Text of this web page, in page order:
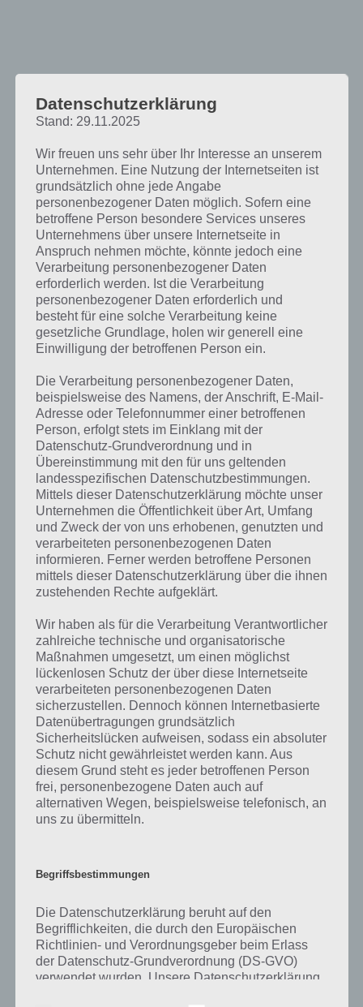
Kurze Begriffserklärung zur Lösung
Künstler
Künstler ist die Lösung für das tägliche Rätsel am 17.11.2018 in 4
Bilder 1 Wort, doch welche Bedeutung hat dieses eigentlich und was
gibt es dazu zu wissen? Passt das Wort auch zu Kuba? Zu
bestimmten Lösungen präsentieren wir daher auch immer eine
kurze Begriffserklärung!
Wer hätte es auch anders erwartet, aber in Deutschland gibt es
selbstverständlich eine gesetzliche Definition für einen Künstler. So
heißt es in Paragraph 2 des Gesetz über die Sozialversicherung der
Person ist, die „[…] Musik, darstellende oder bildende Kunst schafft,
ausübt oder lehrt.“
Auf Basis dieser Grundlage wäre ein Musiker oder Grafik-Designer
also ein Künstler, den letzterer schafft eine darstellende Kunst.
Journalisten gelten im übrigen nicht als Künstler, auch wenn diese
mit den Worten jonglieren, doch nach dem Gesetz handelt es sich
hierbei um Publizisten.
Kunst hat sich in den jahrhunderten immer wieder neu erfunden,
einige Künstler, egal ob Maler oder Musiker, sind heute noch in
Deutschland und grenzüberschreitend bekannt. Zu den bekannsten
sehr bekannt Pablo Picasso.
Kunst an sich kann darüber hinaus noch viel weiter gehen als es
Künstler alleine ausdrückt. So gibt es die Kochkunst, Schreibkunst
und mehr im Sinne der Fertigkeit, auch im Sinne des Handwerks wie
der Baukunst. Kunst an sich kann dabei als kultische Erscheinung
gesehen werden. In vielen Kulturen und Religionen ist die Kunst weit
Datenschutzerklärung
Stand: 29.11.2025
Wir freuen uns sehr über Ihr Interesse an unserem
Unternehmen. Eine Nutzung der Internetseiten ist
grundsätzlich ohne jede Angabe
personenbezogener Daten möglich. Sofern eine
betroffene Person besondere Services unseres
Unternehmens über unsere Internetseite in
Anspruch nehmen möchte, könnte jedoch eine
Verarbeitung personenbezogener Daten
erforderlich werden. Ist die Verarbeitung
personenbezogener Daten erforderlich und
besteht für eine solche Verarbeitung keine
gesetzliche Grundlage, holen wir generell eine
Einwilligung der betroffenen Person ein.
Die Verarbeitung personenbezogener Daten,
beispielsweise des Namens, der Anschrift, E-Mail-
Adresse oder Telefonnummer einer betroffenen
Person, erfolgt stets im Einklang mit der
Datenschutz-Grundverordnung und in
Übereinstimmung mit den für uns geltenden
landesspezifischen Datenschutzbestimmungen.
Mittels dieser Datenschutzerklärung möchte unser
Unternehmen die Öffentlichkeit über Art, Umfang
und Zweck der von uns erhobenen, genutzten und
verarbeiteten personenbezogenen Daten
informieren. Ferner werden betroffene Personen
mittels dieser Datenschutzerklärung über die ihnen
zustehenden Rechte aufgeklärt.
Wir haben als für die Verarbeitung Verantwortlicher
zahlreiche technische und organisatorische
Maßnahmen umgesetzt, um einen möglichst
lückenlosen Schutz der über diese Internetseite
verarbeiteten personenbezogenen Daten
sicherzustellen. Dennoch können Internetbasierte
Datenübertragungen grundsätzlich
Sicherheitslücken aufweisen, sodass ein absoluter
Schutz nicht gewährleistet werden kann. Aus
diesem Grund steht es jeder betroffenen Person
frei, personenbezogene Daten auch auf
alternativen Wegen, beispielsweise telefonisch, an
uns zu übermitteln.
Begriffsbestimmungen
Die Datenschutzerklärung beruht auf den
Begrifflichkeiten, die durch den Europäischen
Richtlinien- und Verordnungsgeber beim Erlass
der Datenschutz-Grundverordnung (DS-GVO)
verwendet wurden. Unsere Datenschutzerklärung